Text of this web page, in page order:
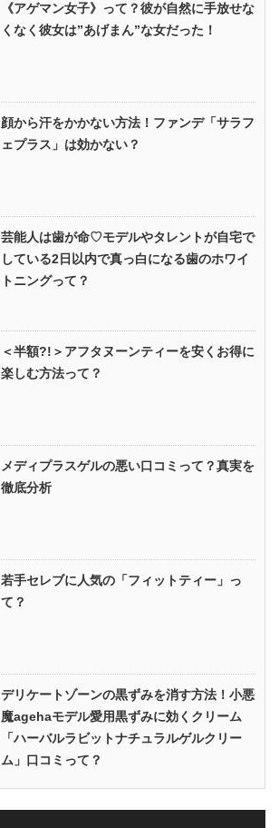
《アゲマン女子》って？彼が自然に手放せな
くなく彼女は”あげまん”な女だった！
顔から汗をかかない方法！ファンデ「サラフ
ェプラス」は効かない？
芸能人は歯が命♡モデルやタレントが自宅で
している2日以内で真っ白になる歯のホワイ
トニングって？
＜半額?!＞アフタヌーンティーを安くお得に
楽しむ方法って？
メディプラスゲルの悪い口コミって？真実を
徹底分析
若手セレブに人気の「フィットティー」っ
て？
デリケートゾーンの黒ずみを消す方法！小悪
魔agehaモデル愛用黒ずみに効くクリーム
「ハーバルラビットナチュラルゲルクリー
ム」口コミって？